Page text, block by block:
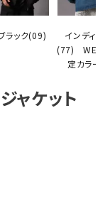
ラック(09)
インディゴ
(77) WEB
定カラー
ャケット